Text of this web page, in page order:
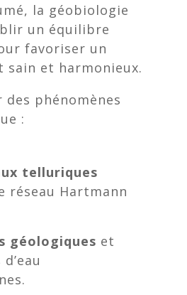
la géobiologie
un équilibre
favoriser un
sain et harmonieux.
des phénomènes
:
telluriques
réseau Hartmann
géologiques et